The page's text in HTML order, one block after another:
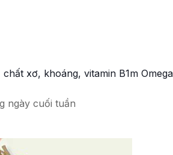
xơ, khoáng, vitamin B1m
ngày cuối tuần